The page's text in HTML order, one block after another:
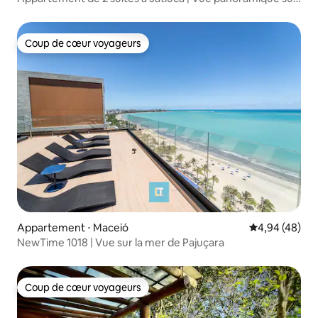
Coup de cœur voyageurs
Coup de cœur voyageurs
Appartement ⋅ Maceió Évaluation
4,94 (48)
NewTime 1018 | Vue sur la mer de Pajuçara
Coup de cœur voyageurs
Coup de cœur voyageurs